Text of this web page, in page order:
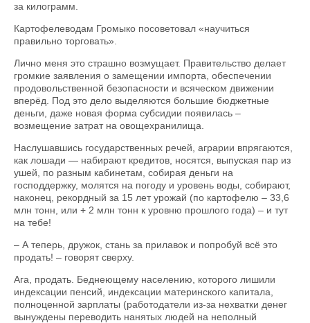
за килограмм.
Картофелеводам Громыко посоветовал «научиться
правильно торговать».
Лично меня это страшно возмущает. Правительство делает
громкие заявления о замещении импорта, обеспечении
продовольственной безопасности и всяческом движении
вперёд. Под это дело выделяются большие бюджетные
деньги, даже новая форма субсидии появилась –
возмещение затрат на овощехранилища.
Наслушавшись государственных речей, аграрии впрягаются,
как лошади — набирают кредитов, носятся, выпуская пар из
ушей, по разным кабинетам, собирая деньги на
господдержку, молятся на погоду и уровень воды, собирают,
наконец, рекордный за 15 лет урожай (по картофелю – 33,6
млн тонн, или + 2 млн тонн к уровню прошлого года) – и тут
на тебе!
– А теперь, дружок, стань за прилавок и попробуй всё это
продать! – говорят сверху.
Ага, продать. Беднеющему населению, которого лишили
индексации пенсий, индексации материнского капитала,
полноценной зарплаты (работодатели из-за нехватки денег
вынуждены переводить нанятых людей на неполный